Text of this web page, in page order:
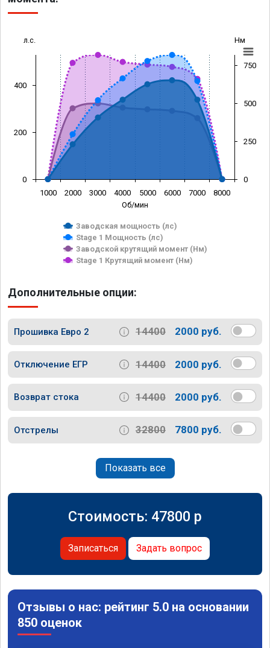
Об/мин
л.с. Нм
Заводская мощность (лс)
Stage 1 Мощность (лс)
Заводской крутящий момент (Нм)
Stage 1 Крутящий момент (Нм)
1000 2000 3000 4000 5000 6000 7000 8000
0
200
400
0
250
500
750
Дополнительные опции:
Прошивка Евро 2 14400 2000 руб.
Отключение ЕГР 14400 2000 руб.
Возврат стока 14400 2000 руб.
Отстрелы 32800 7800 руб.
Показать все
Стоимость: 47800 p
Записаться Задать вопрос
Отзывы о нас: рейтинг 5.0 на основании
850 оценок